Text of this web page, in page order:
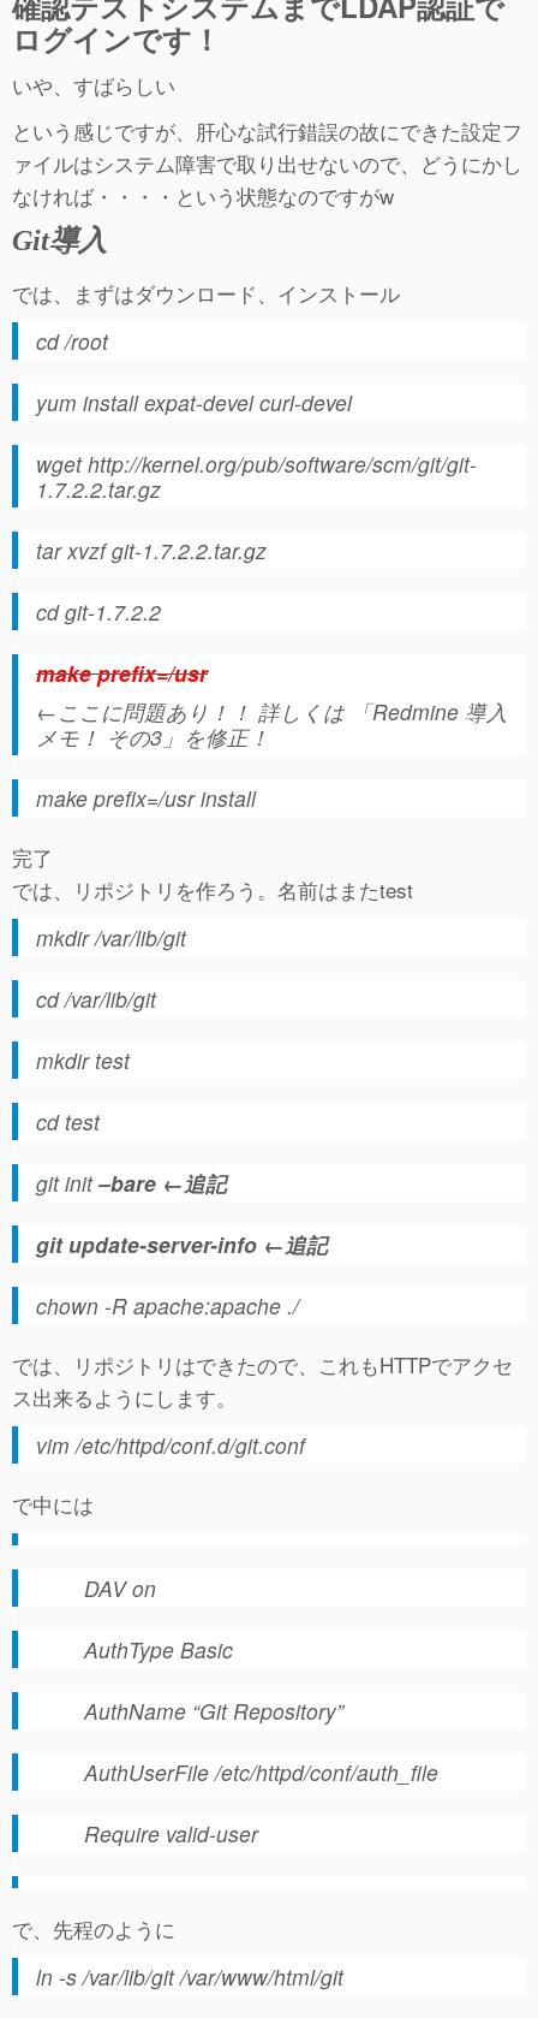
ログインです！
いや、すばらしい
という感じですが、肝心な試行錯誤の故にできた設定フ
ァイルはシステム障害で取り出せないので、どうにかし
なければ・・・・という状態なのですがw
Git導入
では、まずはダウンロード、インストール
cd /root
yum install expat-devel curl-devel
wget http://kernel.org/pub/software/scm/git/git-
1.7.2.2.tar.gz
tar xvzf git-1.7.2.2.tar.gz
cd git-1.7.2.2
make prefix=/usr
←ここに問題あり！！ 詳しくは 「Redmine 導入
メモ！ その3」を修正！
make prefix=/usr install
完了
では、リポジトリを作ろう。名前はまたtest
mkdir /var/lib/git
cd /var/lib/git
mkdir test
cd test
git init–bare ←追記
git update-server-info ←追記
chown -R apache:apache ./
では、リポジトリはできたので、これもHTTPでアクセ
ス出来るようにします。
vim /etc/httpd/conf.d/git.conf
で中には
DAV on
AuthType Basic
AuthName “Git Repository”
AuthUserFile /etc/httpd/conf/auth_file
Require valid-user
で、先程のように
ln -s /var/lib/git /var/www/html/git